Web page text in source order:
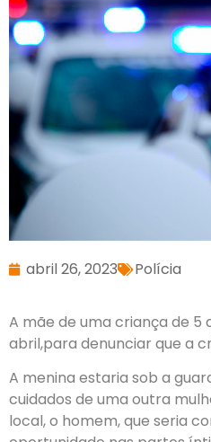
abril 26, 2023 Polícia
A mãe de uma criança de 5
abril,para denunciar que a
A menina estaria sob a
cuidados de uma outra
local,o homem,que seria c